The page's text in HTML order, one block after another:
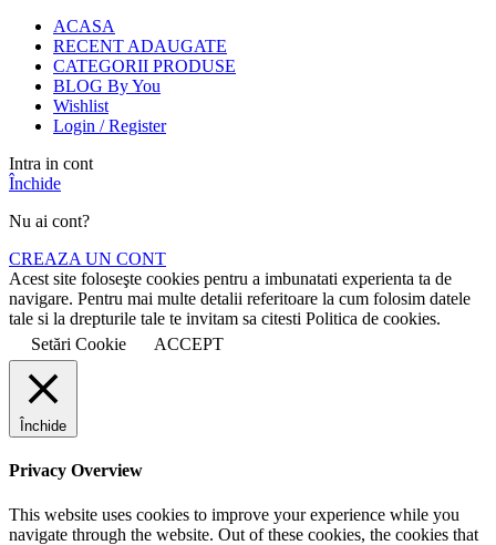
ACASA
RECENT ADAUGATE
CATEGORII PRODUSE
BLOG By You
Wishlist
Login / Register
Intra in cont
Închide
Nu ai cont?
CREAZA UN CONT
Acest site foloseşte cookies pentru a imbunatati experienta ta de
navigare. Pentru mai multe detalii referitoare la cum folosim datele
tale si la drepturile tale te invitam sa citesti Politica de cookies.
Setări Cookie
ACCEPT
Închide
Privacy Overview
This website uses cookies to improve your experience while you
navigate through the website. Out of these cookies, the cookies that